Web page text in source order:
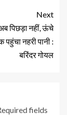
Next
पिछड़ा नहीं, ऊंचे
पहुंचा नहरी पानी :
बरिंदर गोयल
fields